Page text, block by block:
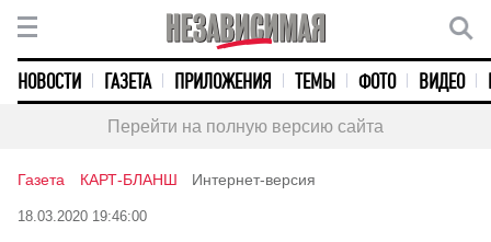
НОВОСТИ ГАЗЕТА ПРИЛОЖЕНИЯ ТЕМЫ ФОТО ВИДЕО
Перейти на полную версию сайта
Газета КАРТ-БЛАНШ Интернет-версия
18.03.2020 19:46:00